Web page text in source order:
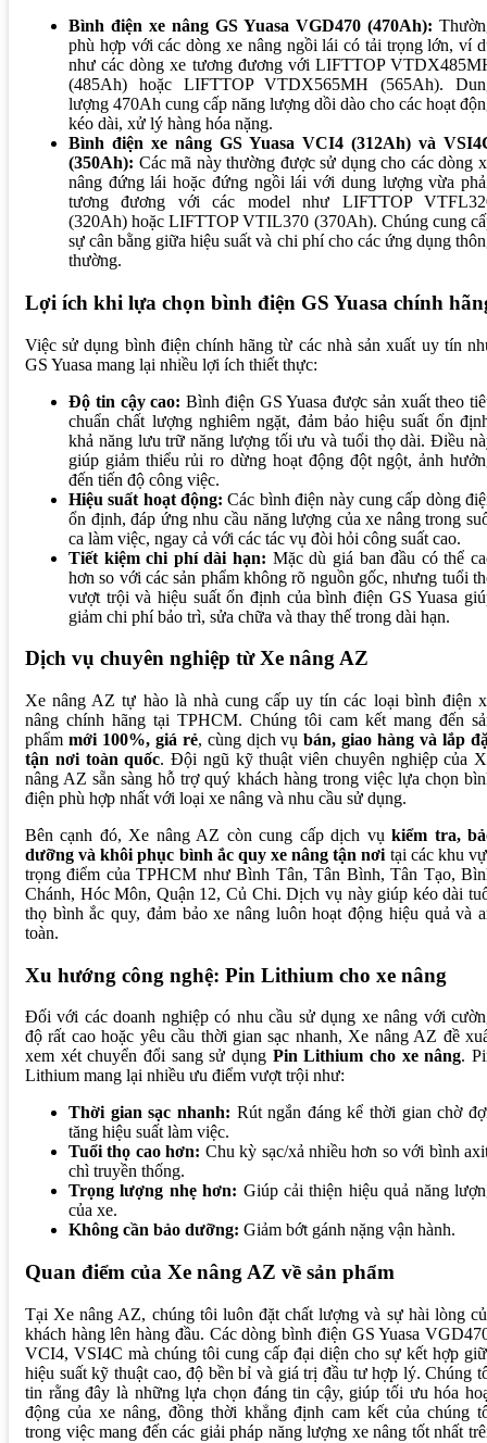
Bình điện xe nâng GS Yuasa VGD470 (470Ah):
phù hợp với các dòng xe nâng ngồi lái có tải trọng lớn, ví
như các dòng xe tương đương với LIFTTOP
(485Ah) hoặc LIFTTOP VTDX565MH (565Ah).
lượng 470Ah cung cấp năng lượng dồi dào cho các hoạt
kéo dài, xử lý hàng hóa nặng.
Bình điện xe nâng GS Yuasa VCI4 (312Ah) và
(350Ah): Các mã này thường được sử dụng cho các dòng
nâng đứng lái hoặc đứng ngồi lái với dung lượng vừa
tương đương với các model như LIFTTOP
(320Ah) hoặc LIFTTOP VTIL370 (370Ah). Chúng cung
sự cân bằng giữa hiệu suất và chi phí cho các ứng dụng
thường.
Lợi ích khi lựa chọn bình điện GS Yuasa chính
Việc sử dụng bình điện chính hãng từ các nhà sản xuất uy tín
GS Yuasa mang lại nhiều lợi ích thiết thực:
Độ tin cậy cao: Bình điện GS Yuasa được sản xuất theo
chuẩn chất lượng nghiêm ngặt, đảm bảo hiệu suất ổn
khả năng lưu trữ năng lượng tối ưu và tuổi thọ dài. Điều
giúp giảm thiểu rủi ro dừng hoạt động đột ngột, ảnh
đến tiến độ công việc.
Hiệu suất hoạt động: Các bình điện này cung cấp dòng
ổn định, đáp ứng nhu cầu năng lượng của xe nâng trong
ca làm việc, ngay cả với các tác vụ đòi hỏi công suất cao.
Tiết kiệm chi phí dài hạn: Mặc dù giá ban đầu có thể
hơn so với các sản phẩm không rõ nguồn gốc, nhưng tuổi
vượt trội và hiệu suất ổn định của bình điện GS Yuasa
giảm chi phí bảo trì, sửa chữa và thay thế trong dài hạn.
Dịch vụ chuyên nghiệp từ Xe nâng AZ
Xe nâng AZ tự hào là nhà cung cấp uy tín các loại bình điện
nâng chính hãng tại TPHCM. Chúng tôi cam kết mang đến
phẩm mới 100%, giá rẻ, cùng dịch vụbán, giao hàng và lắp
tận nơi toàn quốc. Đội ngũ kỹ thuật viên chuyên nghiệp của
nâng AZ sẵn sàng hỗ trợ quý khách hàng trong việc lựa chọn
điện phù hợp nhất với loại xe nâng và nhu cầu sử dụng.
Bên cạnh đó, Xe nâng AZ còn cung cấp dịch vụkiểm tra,
dưỡng và khôi phục bình ắc quy xe nâng tận nơi tại các khu
trọng điểm của TPHCM như Bình Tân, Tân Bình, Tân Tạo,
Chánh, Hóc Môn, Quận 12, Củ Chi. Dịch vụ này giúp kéo dài
thọ bình ắc quy, đảm bảo xe nâng luôn hoạt động hiệu quả và
toàn.
Xu hướng công nghệ: Pin Lithium cho xe nâng
Đối với các doanh nghiệp có nhu cầu sử dụng xe nâng với
độ rất cao hoặc yêu cầu thời gian sạc nhanh, Xe nâng AZ đề
xem xét chuyển đổi sang sử dụng Pin Lithium cho xe nâng.
Lithium mang lại nhiều ưu điểm vượt trội như:
Thời gian sạc nhanh: Rút ngắn đáng kể thời gian chờ
tăng hiệu suất làm việc.
Tuổi thọ cao hơn: Chu kỳ sạc/xả nhiều hơn so với bình
chì truyền thống.
Trọng lượng nhẹ hơn: Giúp cải thiện hiệu quả năng
của xe.
Không cần bảo dưỡng: Giảm bớt gánh nặng vận hành.
Quan điểm của Xe nâng AZ về sản phẩm
Tại Xe nâng AZ, chúng tôi luôn đặt chất lượng và sự hài lòng
khách hàng lên hàng đầu. Các dòng bình điện GS Yuasa
VCI4, VSI4C mà chúng tôi cung cấp đại diện cho sự kết hợp
hiệu suất kỹ thuật cao, độ bền bỉ và giá trị đầu tư hợp lý. Chúng
tin rằng đây là những lựa chọn đáng tin cậy, giúp tối ưu hóa
động của xe nâng, đồng thời khẳng định cam kết của chúng
trong việc mang đến các giải pháp năng lượng xe nâng tốt nhất